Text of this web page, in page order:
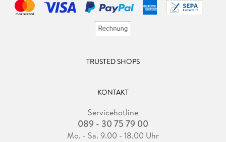
TRUSTED SHOPS
KONTAKT
Servicehotline
089 - 30 75 79 00
Mo. - Sa. 9.00 - 18.00 Uhr